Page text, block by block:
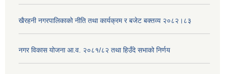
खैरहनी नगरपालिकाको नीति तथा कार्यक्रम र बजेट बक्तव्य २०८२।८३
नगर विकास योजना आ.व. २०८१/८२ तथा हिउँदे सभाको निर्णय